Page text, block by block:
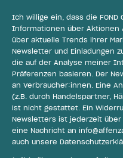
Ich willige ein, dass die FOND
Informationen über Aktionen
über aktuelle Trends ihrer
Newsletter und Einladungen
die auf der Analyse meiner
Präferenzen basieren. Der
an Verbraucher:innen. Eine
(z.B. durch Handelspartner,
ist nicht gestattet. Ein
Newsletters ist jederzeit
eine Nachricht an
auch unsere